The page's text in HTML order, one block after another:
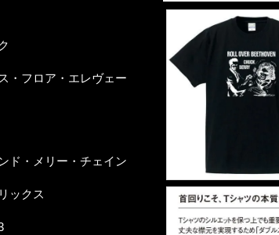
・フロア・エレヴェー
ド・メリー・チェイン
ックス